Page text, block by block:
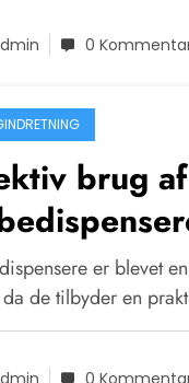
0
brug af
er blevet
de tilbyder en